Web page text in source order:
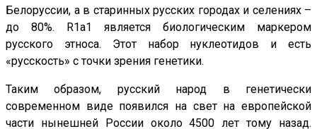
Белоруссии, а в старинных русских городах и селениях –
до 80%. R1a1 является биологическим маркером
русского этноса. Этот набор нуклеотидов и есть
«русскость» с точки зрения генетики.
Таким образом, русский народ в генетически
современном виде появился на свет на европейской
части нынешней России около 4500 лет тому назад.